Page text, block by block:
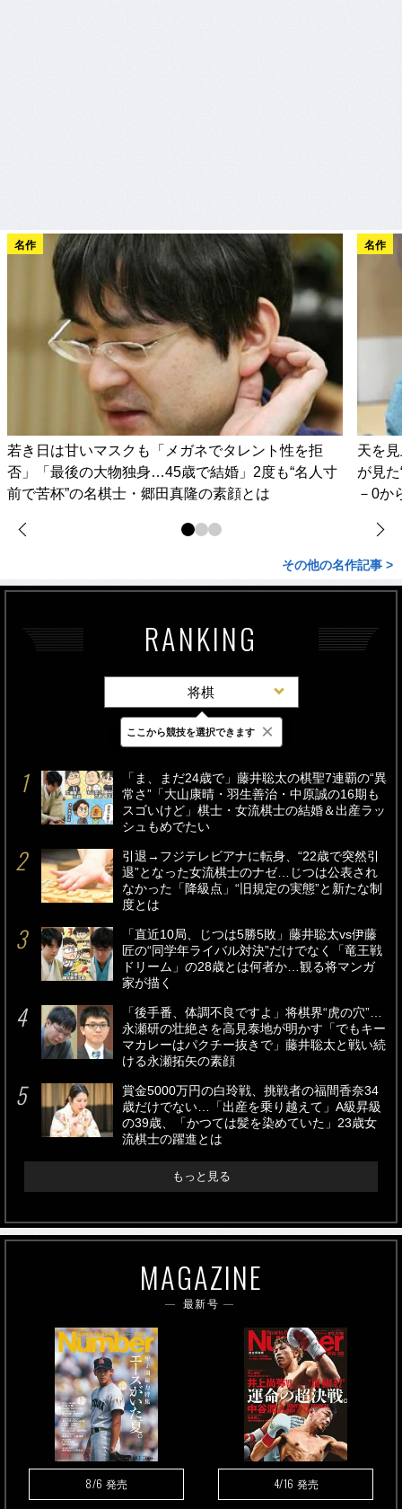
名作
若き日は甘いマスクも「メガネでタレント性を拒
否」「最後の大物独身…45歳で結婚」2度も“名人寸
前で苦杯”の名棋士・郷田真隆の素顔とは
名作
天を
が見
－0か
その他の名作記事 >
RANKING
将棋
最新 24時間 週間
「ま、まだ24歳で」藤井聡太の棋聖7連覇の“異
常さ”「大山康晴・羽生善治・中原誠の16期も
スゴいけど」棋士・女流棋士の結婚＆出産ラッ
シュもめでたい
引退→フジテレビアナに転身、“22歳で突然引
退”となった女流棋士のナゼ…じつは公表され
なかった「降級点」“旧規定の実態”と新たな制
度とは
「直近10局、じつは5勝5敗」藤井聡太vs伊藤
匠の“同学年ライバル対決”だけでなく「竜王戦
ドリーム」の28歳とは何者か…観る将マンガ
家が描く
「後手番、体調不良ですよ」将棋界“虎の穴”…
永瀬研の壮絶さを高見泰地が明かす「でもキー
マカレーはパクチー抜きで」藤井聡太と戦い続
ける永瀬拓矢の素顔
賞金5000万円の白玲戦、挑戦者の福間香奈34
歳だけでない…「出産を乗り越えて」A級昇級
の39歳、「かつては髪を染めていた」23歳女
流棋士の躍進とは
もっと見る
MAGAZINE
最新号
8/6 発売 4/16 発売
ここから競技を選択できます ×